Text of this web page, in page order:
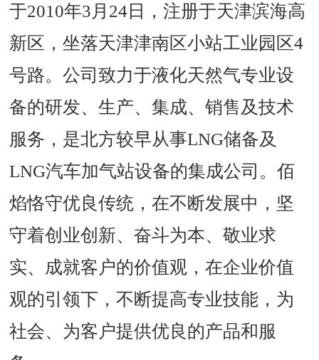
于2010年3月24日，注册于天津滨海高
新区，坐落天津津南区小站工业园区4
号路。公司致力于液化天然气专业设
备的研发、生产、集成、销售及技术
服务，是北方较早从事LNG储备及
LNG汽车加气站设备的集成公司。佰
焰恪守优良传统，在不断发展中，坚
守着创业创新、奋斗为本、敬业求
实、成就客户的价值观，在企业价值
观的引领下，不断提高专业技能，为
社会、为客户提供优良的产品和服